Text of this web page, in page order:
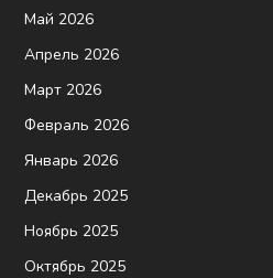
Май 2026
Апрель 2026
Март 2026
Февраль 2026
Январь 2026
Декабрь 2025
Ноябрь 2025
Октябрь 2025